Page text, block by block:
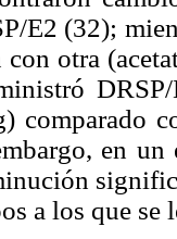
E2 (32);
otra
comparado
en un
a los que se